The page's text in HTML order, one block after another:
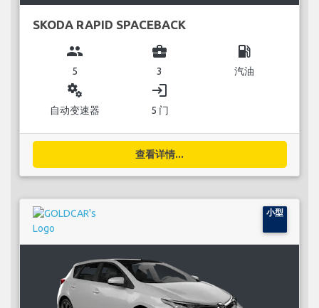
SKODA RAPID SPACEBACK
group
5
business_center
3
local_gas_station
汽油
miscellaneous_services
自动变速器
login
5 门
查看详情...
小型